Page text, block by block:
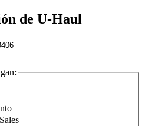
de U-Haul